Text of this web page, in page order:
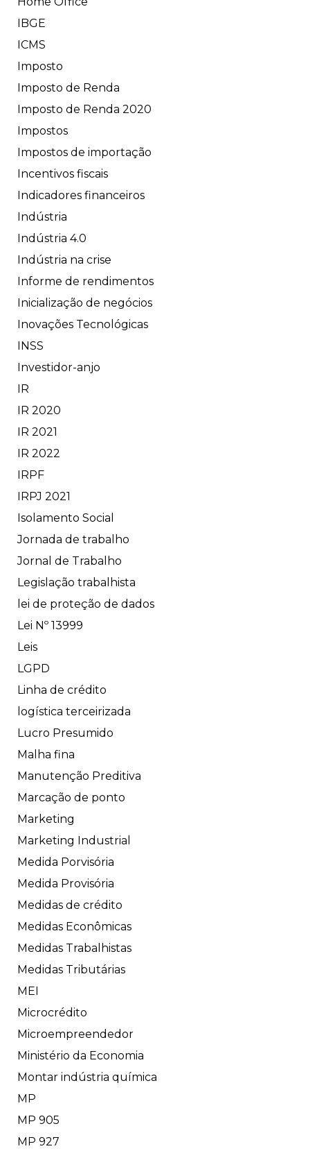
IBGE
ICMS
Imposto
Imposto de Renda
Imposto de Renda 2020
Impostos
Impostos de importação
Incentivos fiscais
Indicadores financeiros
Indústria
Indústria 4.0
Indústria na crise
Informe de rendimentos
Inicialização de negócios
Inovações Tecnológicas
INSS
Investidor-anjo
IR
IR 2020
IR 2021
IR 2022
IRPF
IRPJ 2021
Isolamento Social
Jornada de trabalho
Jornal de Trabalho
Legislação trabalhista
lei de proteção de dados
Lei Nº 13999
Leis
LGPD
Linha de crédito
logística terceirizada
Lucro Presumido
Malha fina
Manutenção Preditiva
Marcação de ponto
Marketing
Marketing Industrial
Medida Porvisória
Medida Provisória
Medidas de crédito
Medidas Econômicas
Medidas Trabalhistas
Medidas Tributárias
MEI
Microcrédito
Microempreendedor
Ministério da Economia
Montar indústria química
MP
MP 905
MP 927